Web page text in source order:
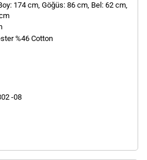
174 cm, Göğüs: 86 cm, Bel: 62 cm,
%46 Cotton
-08